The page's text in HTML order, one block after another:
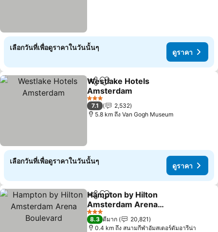
เลือกวันที่เพื่อดูราคาในวันนั้นๆ
ดูราคา
แชร์ เพิ่มในรายการโปรด
Westlake Hotels
Amsterdam
3 ดาว
7.1
2,532
5.8 km ถึง Van Gogh Museum
เลือกวันที่เพื่อดูราคาในวันนั้นๆ
ดูราคา
แชร์ เพิ่มในรายการโปรด
Hampton by Hilton
Amsterdam Arena
Boulevard
3 ดาว
8.3 ดีมาก
20,821
0.4 km ถึง สนามกีฬาอัมสเตอร์ดัมอารีน่า